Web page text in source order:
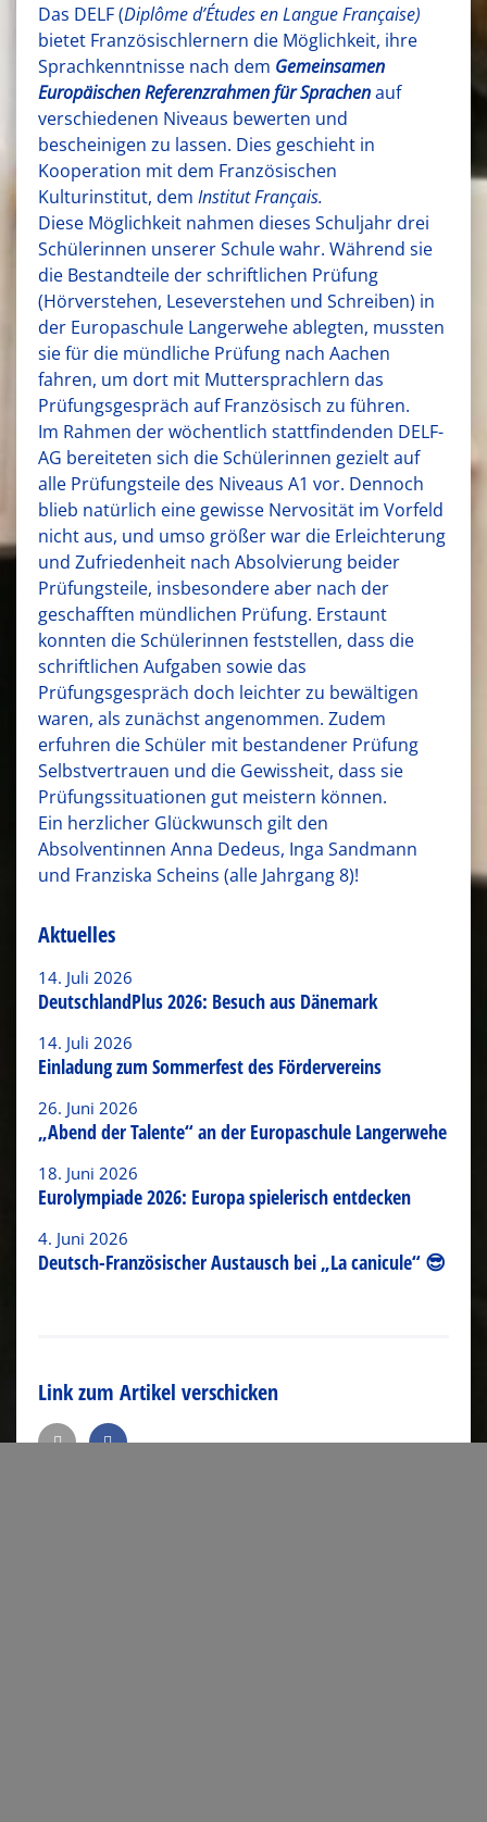
Das DELF (Diplôme d’Études en Langue Française)
bietet Französischlernern die Möglichkeit, ihre
Sprachkenntnisse nach dem Gemeinsamen
Europäischen Referenzrahmen für Sprachenauf
verschiedenen Niveaus bewerten und
bescheinigen zu lassen. Dies geschieht in
Kooperation mit dem Französischen
Kulturinstitut, dem Institut Français.
Diese Möglichkeit nahmen dieses Schuljahr drei
Schülerinnen unserer Schule wahr. Während sie
die Bestandteile der schriftlichen Prüfung
(Hörverstehen, Leseverstehen und Schreiben) in
der Europaschule Langerwehe ablegten, mussten
sie für die mündliche Prüfung nach Aachen
fahren, um dort mit Muttersprachlern das
Prüfungsgespräch auf Französisch zu führen.
Im Rahmen der wöchentlich stattfindenden DELF-
AG bereiteten sich die Schülerinnen gezielt auf
alle Prüfungsteile des Niveaus A1 vor. Dennoch
blieb natürlich eine gewisse Nervosität im Vorfeld
nicht aus, und umso größer war die Erleichterung
und Zufriedenheit nach Absolvierung beider
Prüfungsteile, insbesondere aber nach der
geschafften mündlichen Prüfung. Erstaunt
konnten die Schülerinnen feststellen, dass die
schriftlichen Aufgaben sowie das
Prüfungsgespräch doch leichter zu bewältigen
waren, als zunächst angenommen. Zudem
erfuhren die Schüler mit bestandener Prüfung
Selbstvertrauen und die Gewissheit, dass sie
Prüfungssituationen gut meistern können.
Ein herzlicher Glückwunsch gilt den
Absolventinnen Anna Dedeus, Inga Sandmann
und Franziska Scheins (alle Jahrgang 8)!
Aktuelles
14. Juli 2026
DeutschlandPlus 2026: Besuch aus Dänemark
14. Juli 2026
Einladung zum Sommerfest des Fördervereins
26. Juni 2026
„Abend der Talente“ an der Europaschule Langerwehe
18. Juni 2026
Eurolympiade 2026: Europa spielerisch entdecken
4. Juni 2026
Deutsch-Französischer Austausch bei „La canicule“ 😎
Link zum Artikel verschicken